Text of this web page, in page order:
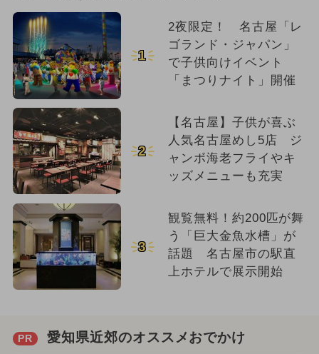
1
2夜限定！ 名古屋「レ
ゴランド・ジャパン」
で子供向けイベント
「まつりナイト」開催
2
【名古屋】子供が喜ぶ
人気名古屋めし5店 ジ
ャンボ海老フライやキ
ッズメニューも充実
3
観覧無料！約200匹が舞
う「巨大金魚水槽」が
話題 名古屋市の駅直
上ホテルで展示開始
PR 愛知県近郊のオススメおでかけ